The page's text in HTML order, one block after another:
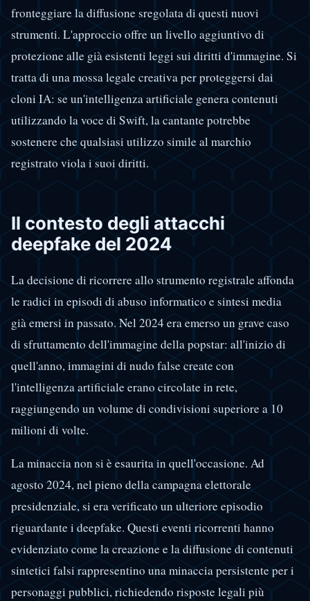
fronteggiare la diffusione sregolata di questi nuovi
strumenti. L'approccio offre un livello aggiuntivo di
protezione alle già esistenti leggi sui diritti d'immagine. Si
tratta di una mossa legale creativa per proteggersi dai
cloni IA: se un'intelligenza artificiale genera contenuti
utilizzando la voce di Swift, la cantante potrebbe
sostenere che qualsiasi utilizzo simile al marchio
registrato viola i suoi diritti.
Il contesto degli attacchi
deepfake del 2024
La decisione di ricorrere allo strumento registrale affonda
le radici in episodi di abuso informatico e sintesi media
già emersi in passato. Nel 2024 era emerso un grave caso
di sfruttamento dell'immagine della popstar: all'inizio di
quell'anno, immagini di nudo false create con
l'intelligenza artificiale erano circolate in rete,
raggiungendo un volume di condivisioni superiore a 10
milioni di volte.
La minaccia non si è esaurita in quell'occasione. Ad
agosto 2024, nel pieno della campagna elettorale
presidenziale, si era verificato un ulteriore episodio
riguardante i deepfake. Questi eventi ricorrenti hanno
evidenziato come la creazione e la diffusione di contenuti
sintetici falsi rappresentino una minaccia persistente per i
personaggi pubblici, richiedendo risposte legali più